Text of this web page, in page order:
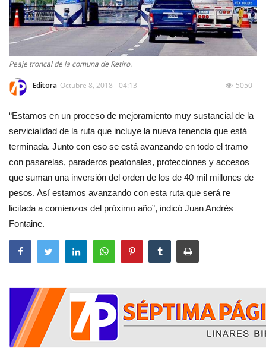
Espectáculos
Peaje troncal de la comuna de Retiro.
Editora Octubre 8, 2018 - 04:13 5050
“Estamos en un proceso de mejoramiento muy sustancial de la
servicialidad de la ruta que incluye la nueva tenencia que está
terminada. Junto con eso se está avanzando en todo el tramo
con pasarelas, paraderos peatonales, protecciones y accesos
que suman una inversión del orden de los de 40 mil millones de
pesos. Así estamos avanzando con esta ruta que será re
licitada a comienzos del próximo año”, indicó Juan Andrés
Fontaine.